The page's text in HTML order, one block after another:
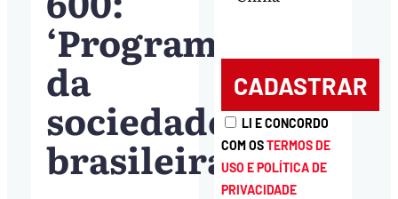
‘Programa
da
sociedade
brasileira’
LI E CONCORDO
COM OSTERMOS DE
USO E POLÍTICA DE
PRIVACIDADE